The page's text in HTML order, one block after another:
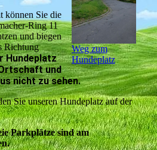
Weg zum
Hundeplatz
können Sie die
Ring 11
und biegen
Richtung
Hundeplatz
und
nicht zu sehen.
Sie unseren Hundeplatz auf der
Parkplätze sind am